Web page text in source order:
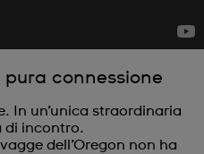
connessione
In un’unica straordinaria
di incontro.
dell’Oregon non ha